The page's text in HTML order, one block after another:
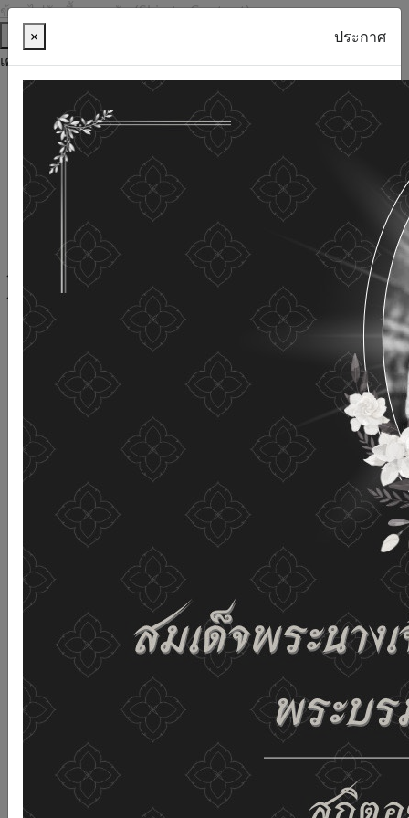
ข้ามไปยังเนื้อหาหลัก (Skip to Content)
ช่วยเหลือ
เครื่องมือการเข้าถึง
ภาษาไทย
ภาษาอังกฤษ
เพิ่มขนาดตัวอักษร
ลดขนาดตัวอักษร
ขนาดตัวอักษรปกติ
ความคมชัดสูง
ความคมชัดเชิงลบ
ความคมชัดปกติ
เปิดอ่านด้วยเสียง
ปิดอ่านด้วยเสียง
ผังเว็บไซต์
เว็บไซต์นี้ใช้คุกกี้ (Cookies)
กรมกิจการผู้สูงอายุ
ให้ความสำคัญต่อข้อมูลส่วนบุคคลของ
ท่าน เพื่อการพัฒนาและปรับปรุงเว็บไซต์ หากท่านใช้บริการ
เว็บไซต์นี้โดยไม่มีการปรับตั้งค่าใดๆ แสดงว่าท่านยินยอมที่จะ
รับคุกกี้บนเว็บไซต์ และนโยบายสิทธิส่วนบุคคลของเรา
ดูรายละเอียด ยอมรับทั้งหมด
02-659-6811 saraban@dop.mail.go.th
เปลี่ยนการแสดงผล
ก-ก
× ประกาศ